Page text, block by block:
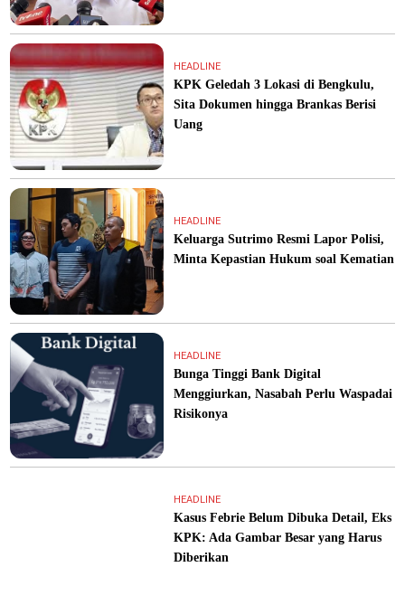
HEADLINE
KPK Geledah 3 Lokasi di Bengkulu,
Sita Dokumen hingga Brankas Berisi
Uang
HEADLINE
Keluarga Sutrimo Resmi Lapor Polisi,
Minta Kepastian Hukum soal Kematian
HEADLINE
Bunga Tinggi Bank Digital
Menggiurkan, Nasabah Perlu Waspadai
Risikonya
HEADLINE
Kasus Febrie Belum Dibuka Detail, Eks
KPK: Ada Gambar Besar yang Harus
Diberikan